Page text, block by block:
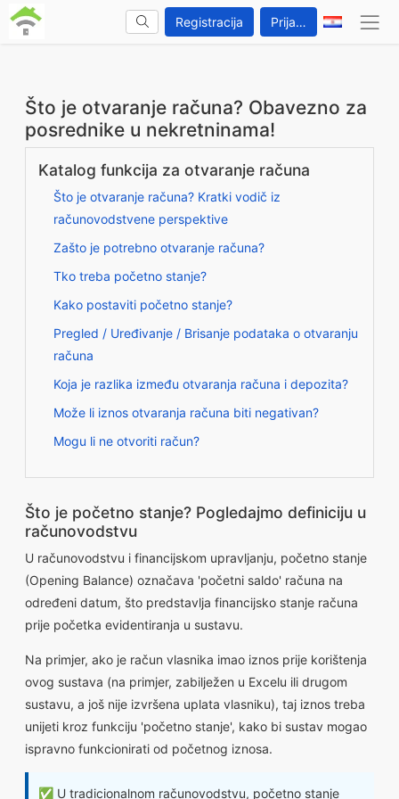
Registracija Prijava
Što je otvaranje računa? Obavezno za
posrednike u nekretninama!
Katalog funkcija za otvaranje računa
Što je otvaranje računa? Kratki vodič iz
računovodstvene perspektive
Zašto je potrebno otvaranje računa?
Tko treba početno stanje?
Kako postaviti početno stanje?
Pregled / Uređivanje / Brisanje podataka o otvaranju
računa
Koja je razlika između otvaranja računa i depozita?
Može li iznos otvaranja računa biti negativan?
Mogu li ne otvoriti račun?
Što je početno stanje? Pogledajmo definiciju u
računovodstvu
U računovodstvu i financijskom upravljanju, početno stanje
(Opening Balance) označava 'početni saldo' računa na
određeni datum, što predstavlja financijsko stanje računa
prije početka evidentiranja u sustavu.
Na primjer, ako je račun vlasnika imao iznos prije korištenja
ovog sustava (na primjer, zabilježen u Excelu ili drugom
sustavu, a još nije izvršena uplata vlasniku), taj iznos treba
unijeti kroz funkciju 'početno stanje', kako bi sustav mogao
ispravno funkcionirati od početnog iznosa.
✅ U tradicionalnom računovodstvu, početno stanje